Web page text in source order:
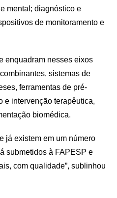
mental; diagnóstico e
de monitoramento e
enquadram nesses eixos
sistemas de
ferramentas de pré-
e intervenção terapêutica,
biomédica.
já existem em um número
submetidos à FAPESP e
com qualidade”, sublinhou